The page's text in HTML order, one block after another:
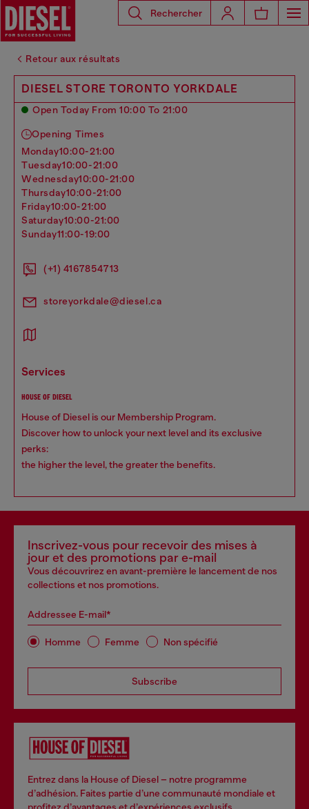
Rechercher
Retour aux résultats
DIESEL STORE TORONTO YORKDALE
Open Today From 10:00 To 21:00
Opening Times
monday10:00-21:00
tuesday10:00-21:00
wednesday10:00-21:00
thursday10:00-21:00
friday10:00-21:00
saturday10:00-21:00
sunday11:00-19:00
(+1) 4167854713
storeyorkdale@diesel.ca
services
HOUSE OF DIESEL
House of Diesel is our Membership Program.
Discover how to unlock your next level and its exclusive
perks:
the higher the level, the greater the benefits.
Inscrivez-vous pour recevoir des mises à
jour et des promotions par e-mail
Vous découvrirez en avant-première le lancement de nos
collections et nos promotions.
Addressee E-mail*
Homme Femme Non spécifié
Subscribe
Entrez dans la House of Diesel – notre programme
d’adhésion. Faites partie d’une communauté mondiale et